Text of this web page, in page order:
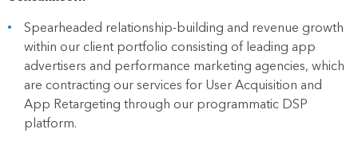
Spearheaded relationship-building and revenue growth
within our client portfolio consisting of leading app
advertisers and performance marketing agencies, which
are contracting our services for User Acquisition and
App Retargeting through our programmatic DSP
platform.